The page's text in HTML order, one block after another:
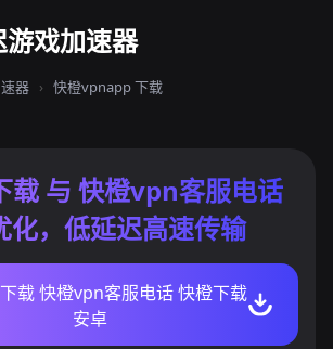
戏加速器
器 › 快橙vpnapp 下载
载 与 快橙vpn客服电话
化，低延迟高速传输
载 快橙vpn客服电话 快橙下载
安卓